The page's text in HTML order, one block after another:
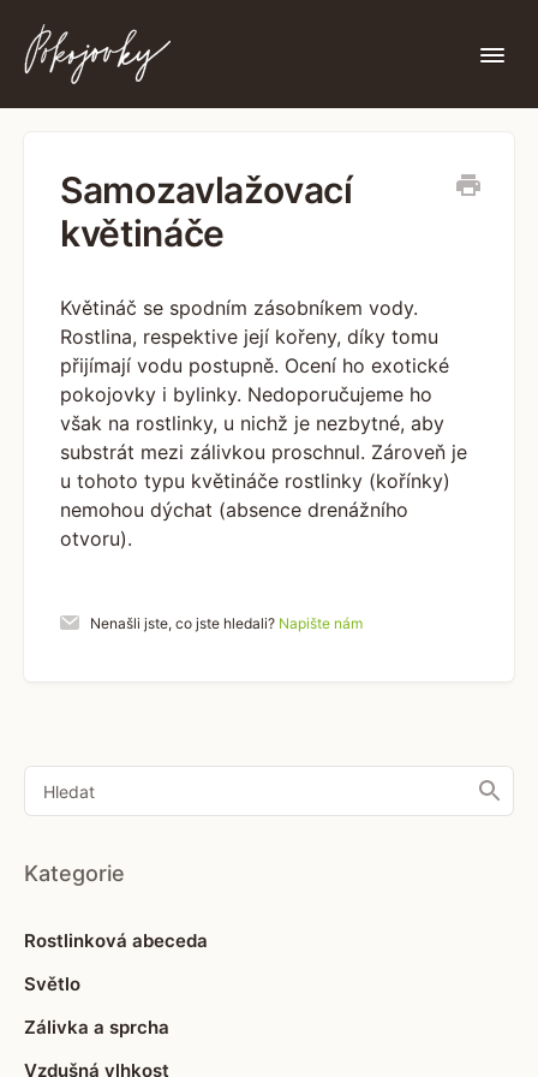
Samozavlažovací
květináče
Květináč se spodním zásobníkem vody.
Rostlina, respektive její kořeny, díky tomu
přijímají vodu postupně. Ocení ho exotické
pokojovky i bylinky. Nedoporučujeme ho
však na rostlinky, u nichž je nezbytné, aby
substrát mezi zálivkou proschnul. Zároveň je
u tohoto typu květináče rostlinky (kořínky)
nemohou dýchat (absence drenážního
otvoru).
Nenašli jste, co jste hledali? Napište nám
Kategorie
Rostlinková abeceda
Světlo
Zálivka a sprcha
Vzdušná vlhkost